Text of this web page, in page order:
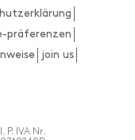
präferenzen
join us
IVA Nr.